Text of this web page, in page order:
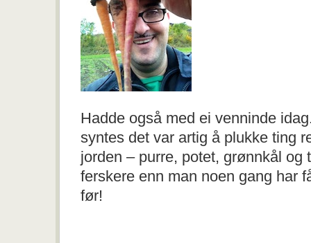
Hadde også med ei venninde
syntes det var artig å plukke ting
jorden – purre, potet, grønnkål og
ferskere enn man noen gang har
før!